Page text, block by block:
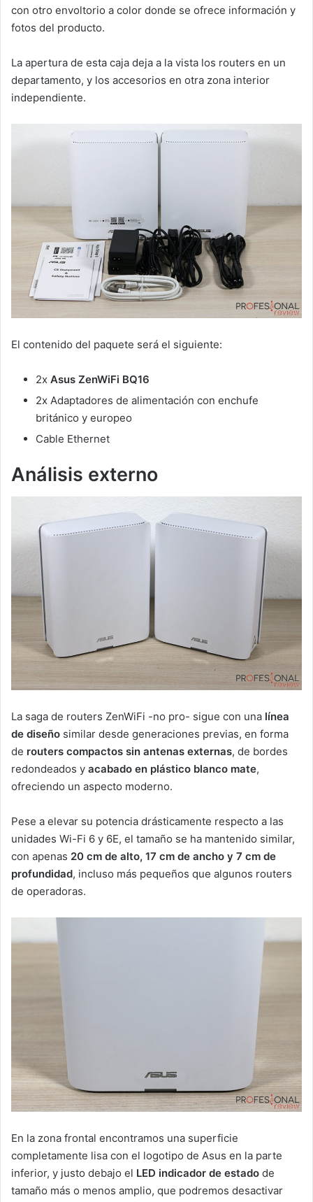
con otro envoltorio a color donde se ofrece información y
fotos del producto.
La apertura de esta caja deja a la vista los routers en un
departamento, y los accesorios en otra zona interior
independiente.
El contenido del paquete será el siguiente:
2x Asus ZenWiFi BQ16
2x Adaptadores de alimentación con enchufe
británico y europeo
Cable Ethernet
Análisis externo
La saga de routers ZenWiFi -no pro- sigue con una línea
de diseño similar desde generaciones previas, en forma
de routers compactos sin antenas externas, de bordes
redondeados y acabado en plástico blanco mate,
ofreciendo un aspecto moderno.
Pese a elevar su potencia drásticamente respecto a las
unidades Wi-Fi 6 y 6E, el tamaño se ha mantenido similar,
con apenas 20 cm de alto, 17 cm de ancho y 7 cm de
profundidad, incluso más pequeños que algunos routers
de operadoras.
En la zona frontal encontramos una superficie
completamente lisa con el logotipo de Asus en la parte
inferior, y justo debajo el LED indicador de estado de
tamaño más o menos amplio, que podremos desactivar